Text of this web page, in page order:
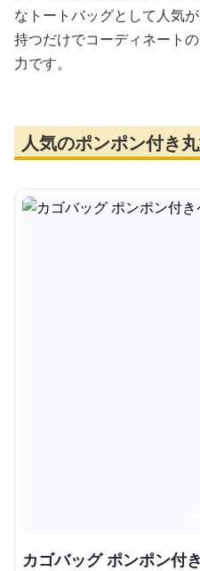
なトートバッグとして人気が
持つだけでコーディネート
力です。
人気のポンポン付き
カゴバッグ ポンポン付